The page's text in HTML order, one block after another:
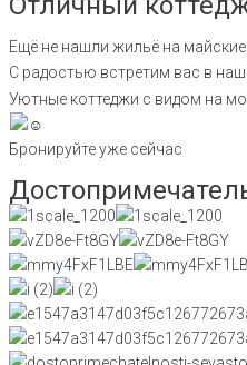
Ещё не нашли жильё на
С радостью встретим вас в
Уютные коттеджи с видом на
Бронируйте уже сейчас